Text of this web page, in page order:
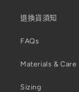
退換貨須知
FAQs
Materials & Care
Sizing